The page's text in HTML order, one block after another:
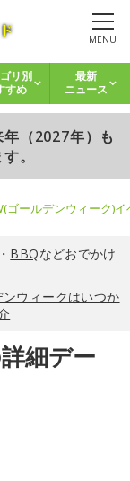
MENU
リ別
すめ
最新
ニュース
（2027年）も
。
ゴールデンウィーク)
・ BBQなどおでかけ
ウィークはいつか
細デー